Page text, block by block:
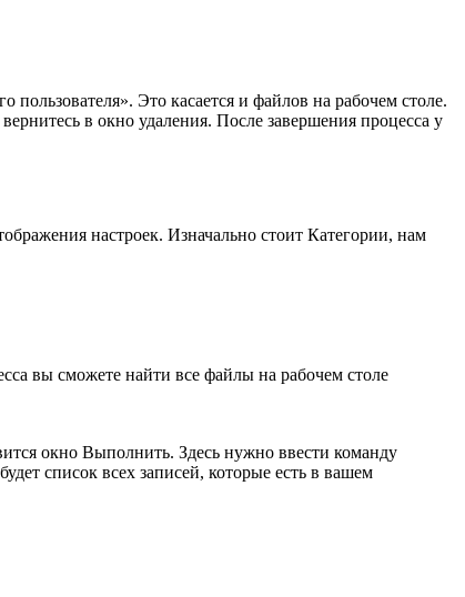
Это касается и файлов на рабочем столе.
в окно удаления. После завершения процесса у
настроек. Изначально стоит Категории, нам
вы сможете найти все файлы на рабочем столе
окно Выполнить. Здесь нужно ввести команду
список всех записей, которые есть в вашем